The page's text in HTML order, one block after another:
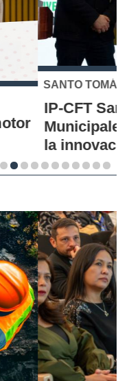
de Hubs
para impulsar